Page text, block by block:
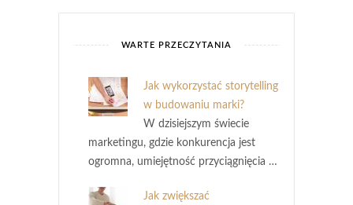
WARTE PRZECZYTANIA
Jak wykorzystać storytelling
w budowaniu marki?
W dzisiejszym świecie
marketingu, gdzie konkurencja jest
ogromna, umiejętność przyciągnięcia …
Jak zwiększać